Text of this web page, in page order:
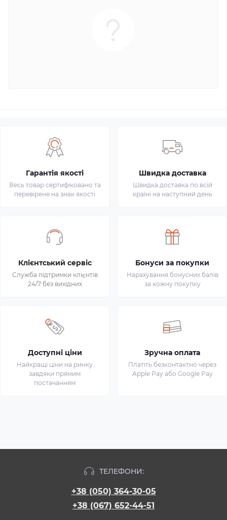
Гарантія якості
Весь товар сертифіковано та
перевірене на знак якості
Швидка доставка
Швидка доставка по всій
країні на наступний день
Клієнтський сервіс
Служба підтримки клієнтів
24/7 без вихідних
Бонуси за покупки
Нарахування бонусних балів
за кожну покупку
Доступні ціни
Найкращі ціни на ринку
завдяки прямим
постачанням
Зручна оплата
Платіть безконтактно через
Apple Pay або Google Pay
ТЕЛЕФОНИ:
+38 (050) 364-30-05
+38 (067) 652-44-51